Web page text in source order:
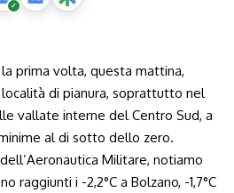
la prima volta, questa mattina,
di pianura, soprattutto nel
vallate interne del Centro Sud, a
al di sotto dello zero.
Militare, notiamo
raggiunti i -2,2°C a Bolzano, -1,7°C